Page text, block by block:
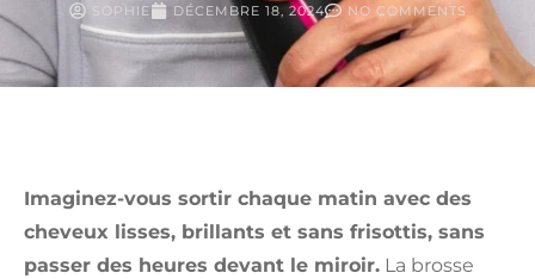
SOPHIE DÉCEMBRE 18, 2024 NO COMMENTS
Imaginez-vous sortir chaque matin avec des
cheveux lisses, brillants et sans frisottis, sans
passer des heures devant le miroir. La brosse